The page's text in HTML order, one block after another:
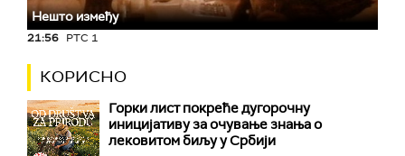
Нешто између
21:56 РТС 1
КОРИСНО
Горки лист покреће дугорочну
иницијативу за очување знања о
лековитом биљу у Србији